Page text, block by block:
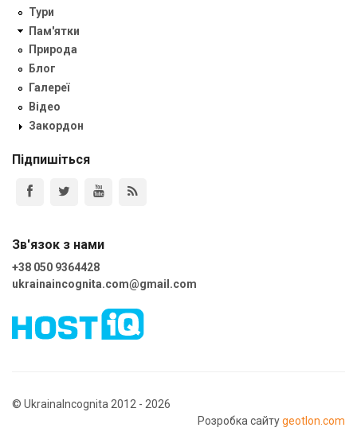
Тури
Пам'ятки
Природа
Блог
Галереї
Відео
Закордон
Підпишіться
Зв'язок з нами
+38 050 9364428
ukrainaincognita.com@gmail.com
© UkrainaIncognita 2012 - 2026
Розробка сайтуgeotlon.com